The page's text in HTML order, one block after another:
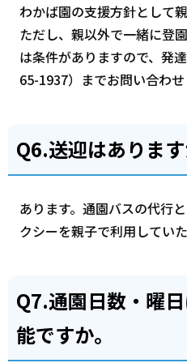
わかば園の支援方針として
ただし、親以外で一緒に登
は条件がありますので、発
65-1937）までお問い合わせ
Q6.送迎はあります
あります。通園バスの代行
クシーを親子で利用していた
Q7.通園日数・曜
能ですか。